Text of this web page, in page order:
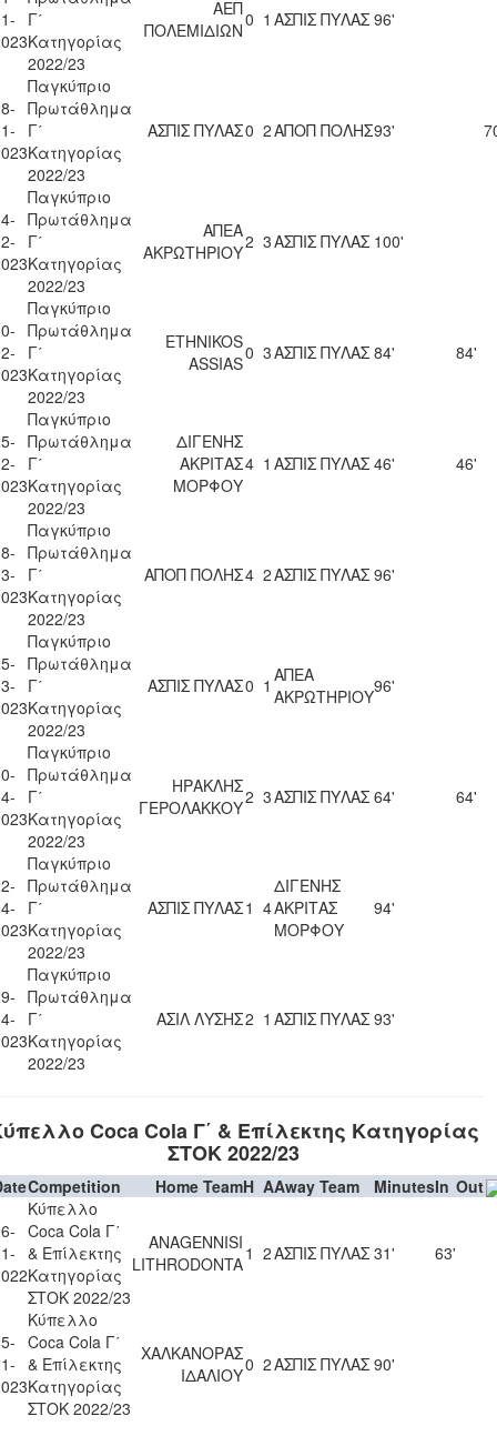
Γ΄
Κατηγορίας
2022/23
ΑΕΠ
ΠΟΛΕΜΙΔΙΩΝ0 1 ΑΣΠΙΣ ΠΥΛΑΣ 96'
Παγκύπριο
Πρωτάθλημα
Γ΄
Κατηγορίας
2022/23
ΑΣΠΙΣ ΠΥΛΑΣ0 2ΑΠΟΠ ΠΟΛΗΣ93'
Παγκύπριο
Πρωτάθλημα
Γ΄
Κατηγορίας
2022/23
ΑΠΕΑ
ΑΚΡΩΤΗΡΙΟΥ2 3ΑΣΠΙΣ ΠΥΛΑΣ 100'
Παγκύπριο
Πρωτάθλημα
Γ΄
Κατηγορίας
2022/23
ETHNIKOS
ASSIAS0 3ΑΣΠΙΣ ΠΥΛΑΣ 84' 84'
Παγκύπριο
Πρωτάθλημα
Γ΄
Κατηγορίας
2022/23
ΔΙΓΕΝΗΣ
ΑΚΡΙΤΑΣ
ΜΟΡΦΟΥ
4 1 ΑΣΠΙΣ ΠΥΛΑΣ 46' 46'
Παγκύπριο
Πρωτάθλημα
Γ΄
Κατηγορίας
2022/23
ΑΠΟΠ ΠΟΛΗΣ4 2ΑΣΠΙΣ ΠΥΛΑΣ 96'
Παγκύπριο
Πρωτάθλημα
Γ΄
Κατηγορίας
2022/23
ΑΣΠΙΣ ΠΥΛΑΣ0 1 ΑΠΕΑ
ΑΚΡΩΤΗΡΙΟΥ96'
Παγκύπριο
Πρωτάθλημα
Γ΄
Κατηγορίας
2022/23
ΗΡΑΚΛΗΣ
ΓΕΡΟΛΑΚΚΟΥ2 3ΑΣΠΙΣ ΠΥΛΑΣ 64' 64'
Παγκύπριο
Πρωτάθλημα
Γ΄
Κατηγορίας
2022/23
ΑΣΠΙΣ ΠΥΛΑΣ1 4
ΔΙΓΕΝΗΣ
ΑΚΡΙΤΑΣ
ΜΟΡΦΟΥ
94'
Παγκύπριο
Πρωτάθλημα
Γ΄
Κατηγορίας
2022/23
ΑΣΙΛ ΛΥΣΗΣ2 1 ΑΣΠΙΣ ΠΥΛΑΣ 93'
Coca Cola Γ΄ & Επίλεκτης Κατηγορίας
ΣΤΟΚ 2022/23
Competition Home TeamH AAway Team MinutesIn Out
Κύπελλο
Coca Cola Γ΄
& Επίλεκτης
Κατηγορίας
ΣΤΟΚ 2022/23
ANAGENNISI
LITHRODONTA1 2ΑΣΠΙΣ ΠΥΛΑΣ 31' 63'
Κύπελλο
Coca Cola Γ΄
& Επίλεκτης
Κατηγορίας
ΣΤΟΚ 2022/23
ΧΑΛΚΑΝΟΡΑΣ
ΙΔΑΛΙΟΥ0 2ΑΣΠΙΣ ΠΥΛΑΣ 90'